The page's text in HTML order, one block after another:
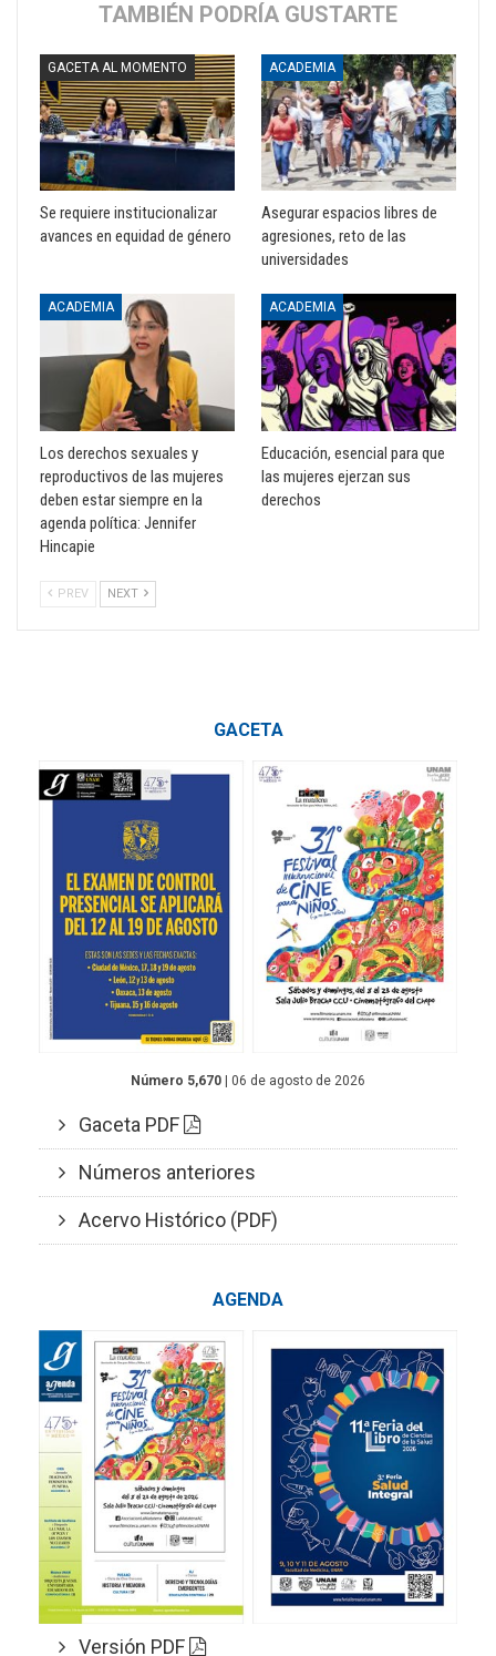
TAMBIÉN PODRÍA GUSTARTE
GACETA AL MOMENTO
Se requiere institucionalizar
avances en equidad de género
ACADEMIA
Asegurar espacios libres de
agresiones, reto de las
universidades
ACADEMIA
Los derechos sexuales y
reproductivos de las mujeres
deben estar siempre en la
agenda política: Jennifer
Hincapie
ACADEMIA
Educación, esencial para que
las mujeres ejerzan sus
derechos
PREV NEXT
GACETA
Número 5,670 | 06 de agosto de 2026
Gaceta PDF
Números anteriores
Acervo Histórico (PDF)
AGENDA
Versión PDF